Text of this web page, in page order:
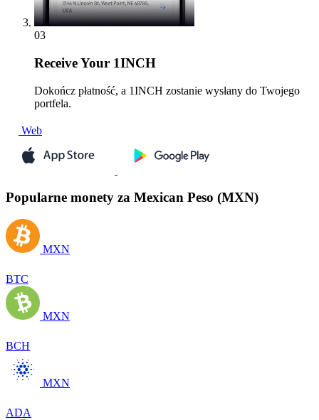
03
ReceiveYour 1INCH
Dokończ płatność, a 1INCH zostanie wysłany do Twojego
portfela.
Web
Popularne monety za Mexican Peso (MXN)
MXN
BTC
MXN
BCH
MXN
ADA